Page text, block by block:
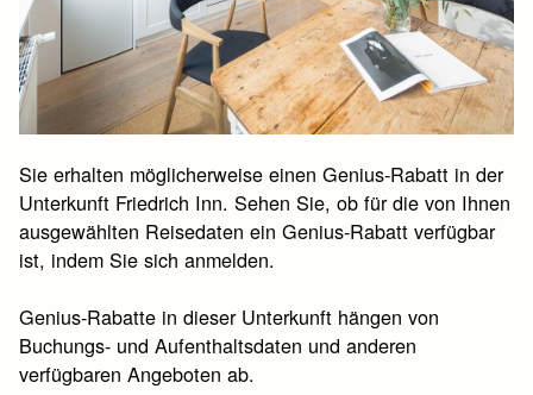
Sie erhalten möglicherweise einen Genius-Rabatt in der
Unterkunft Friedrich Inn. Sehen Sie, ob für die von Ihnen
ausgewählten Reisedaten ein Genius-Rabatt verfügbar
ist, indem Sie sich anmelden.
Genius-Rabatte in dieser Unterkunft hängen von
Buchungs- und Aufenthaltsdaten und anderen
verfügbaren Angeboten ab.